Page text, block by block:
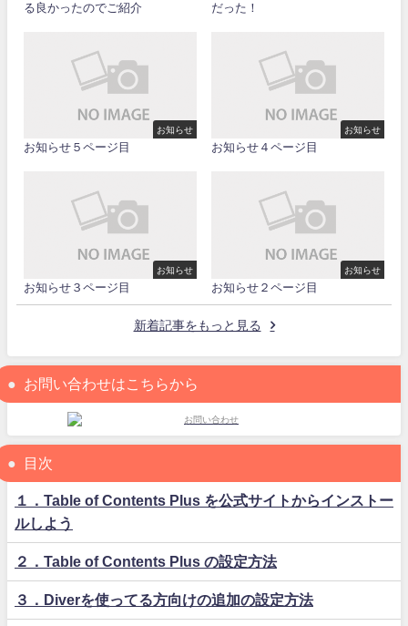
る良かったのでご紹介
だった！
お知らせ
お知らせ５ページ目
お知らせ
お知らせ４ページ目
お知らせ
お知らせ３ページ目
お知らせ
お知らせ２ページ目
新着記事をもっと見る
お問い合わせはこちらから
目次
１．Table of Contents Plus を公式サイトからインストー
ルしよう
２．Table of Contents Plus の設定方法
３．Diverを使ってる方向けの追加の設定方法